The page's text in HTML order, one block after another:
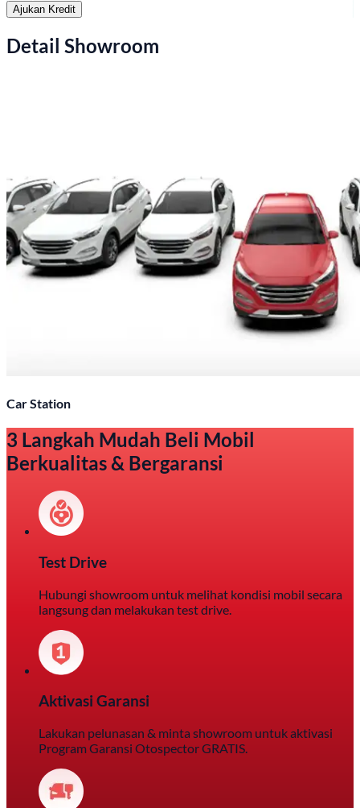
Ajukan Kredit
Detail Showroom
Car Station
3 Langkah Mudah Beli Mobil
Berkualitas & Bergaransi
Test Drive
Hubungi showroom untuk melihat kondisi mobil secara
langsung dan melakukan test drive.
Aktivasi Garansi
Lakukan pelunasan & minta showroom untuk aktivasi
Program Garansi Otospector GRATIS.